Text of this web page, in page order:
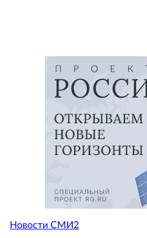
Новости СМИ2